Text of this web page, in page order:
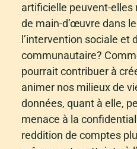
artificielle peuvent-elles
de main-d’œuvre dans
l’intervention sociale et
communautaire?
pourrait contribuer à
animer nos milieux de
données, quant à elle,
menace à la
reddition de comptes